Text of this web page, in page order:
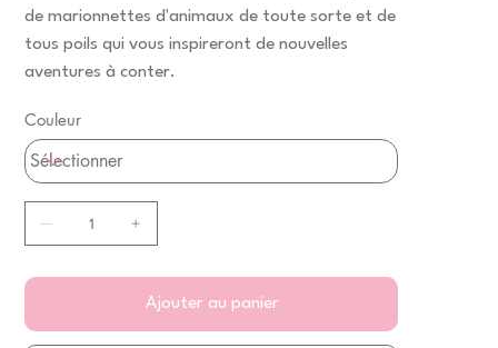
de marionnettes d'animaux de toute sorte et de
tous poils qui vous inspireront de nouvelles
aventures à conter.
Couleur
Ajouter au panier